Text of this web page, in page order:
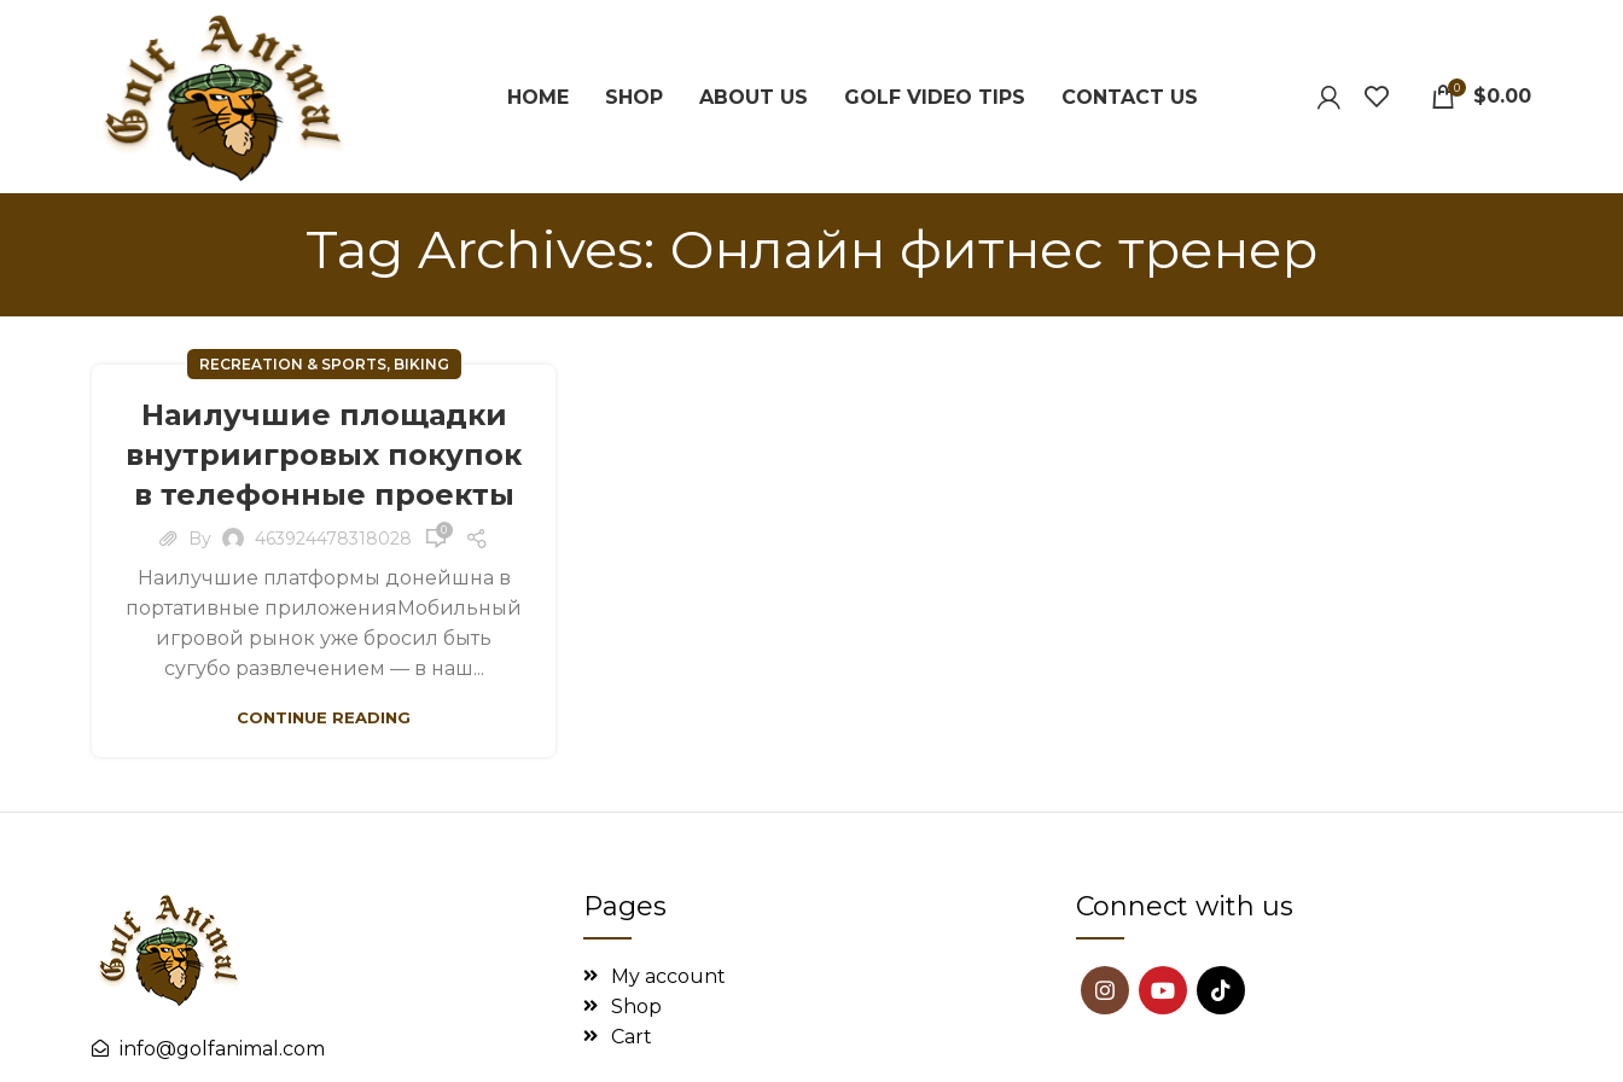
HOME SHOP ABOUT US GOLF VIDEO TIPS CONTACT US 0 $0.00
Tag Archives: Онлайн фитнес тренер
RECREATION & SPORTS, BIKING
Наилучшие площадки
внутриигровых покупок
в телефонные проекты
By 463924478318028 0
Наилучшие платформы донейшна в
портативные приложенияМобильный
игровой рынок уже бросил быть
сугубо развлечением — в наш...
CONTINUE READING
info@golfanimal.com
Pages
My account
Shop
Cart
Connect with us